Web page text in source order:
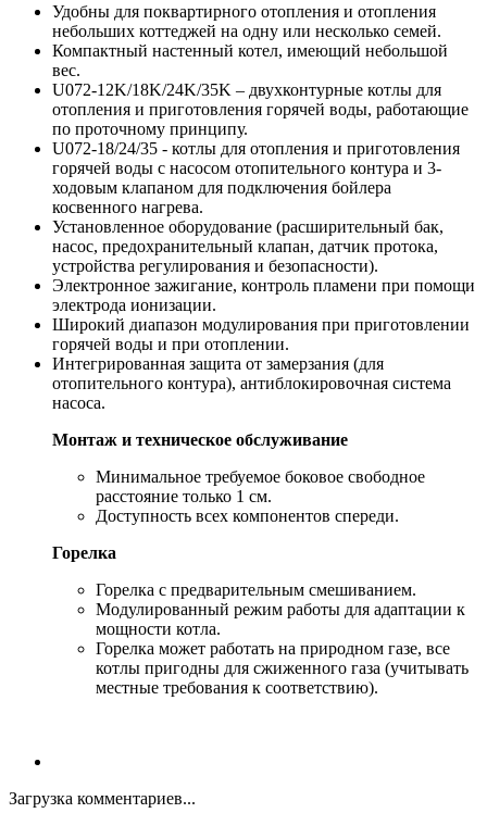
Удобны для поквартирного отопления и отопления
небольших коттеджей на одну или несколько семей.
Компактный настенный котел, имеющий небольшой
вес.
U072-12K/18K/24K/35K – двухконтурные котлы для
отопления и приготовления горячей воды, работающие
по проточному принципу.
U072-18/24/35 - котлы для отопления и приготовления
горячей воды с насосом отопительного контура и 3-
ходовым клапаном для подключения бойлера
косвенного нагрева.
Установленное оборудование (расширительный бак,
насос, предохранительный клапан, датчик протока,
устройства регулирования и безопасности).
Электронное зажигание, контроль пламени при помощи
электрода ионизации.
Широкий диапазон модулирования при приготовлении
горячей воды и при отоплении.
Интегрированная защита от замерзания (для
отопительного контура), антиблокировочная система
насоса.
Монтаж и техническое обслуживание
Минимальное требуемое боковое свободное
расстояние только 1 см.
Доступность всех компонентов спереди.
Горелка
Горелка с предварительным смешиванием.
Модулированный режим работы для адаптации к
мощности котла.
Горелка может работать на природном газе, все
котлы пригодны для сжиженного газа (учитывать
местные требования к соответствию).
Загрузка комментариев...